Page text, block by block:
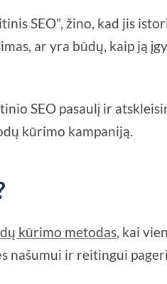
SEO", žino, kad jis
ar yra būdų, kaip ją
SEO pasaulį ir
kūrimo kampaniją.
kūrimo metodas , kai
našumui ir reitingui